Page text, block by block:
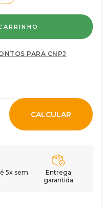
PARA CNPJ
CALCULAR
5x sem
Entrega
garantida